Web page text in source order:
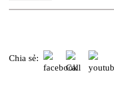
Chia sẻ: